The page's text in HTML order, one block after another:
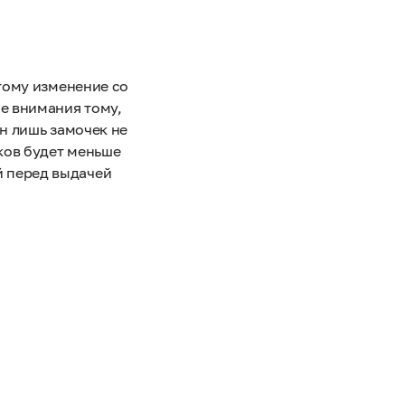
изменение со
внимания тому,
лишь замочек не
будет меньше
перед выдачей